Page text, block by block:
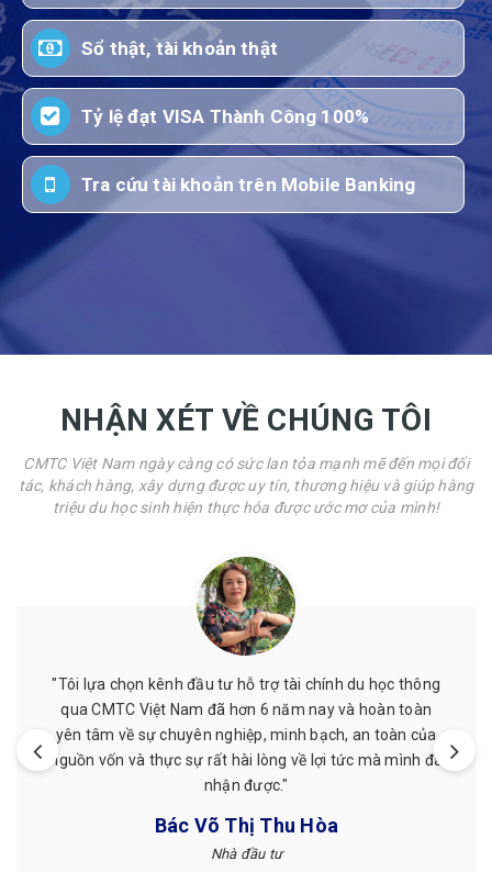
Sổ thật, tài khoản thật
Tỷ lệ đạt VISA Thành Công 100%
Tra cứu tài khoản trên Mobile Banking
NHẬN XÉT VỀ CHÚNG TÔI
CMTC Việt Nam ngày càng có sức lan tỏa mạnh mẽ đến mọi đối
tác, khách hàng, xây dựng được uy tín, thương hiệu và giúp hàng
triệu du học sinh hiện thực hóa được ước mơ của mình!
"Tôi lựa chọn kênh đầu tư hỗ trợ tài chính du học thông
qua CMTC Việt Nam đã hơn 6 năm nay và hoàn toàn
yên tâm về sự chuyên nghiệp, minh bạch, an toàn của
nguồn vốn và thực sự rất hài lòng về lợi tức mà mình đã
nhận được."
Bác Võ Thị Thu Hòa
Nhà đầu tư